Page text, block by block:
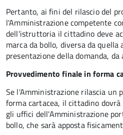
Pertanto, ai fini del rilascio del
l'Amministrazione competente
dell'istruttoria il cittadino deve
marca da bollo, diversa da
presentazione della domanda,
Provvedimento finale in forma
Se l'Amministrazione rilascia un
forma cartacea, il cittadino
gli uffici dell'Amministrazione
bollo, che sarà apposta